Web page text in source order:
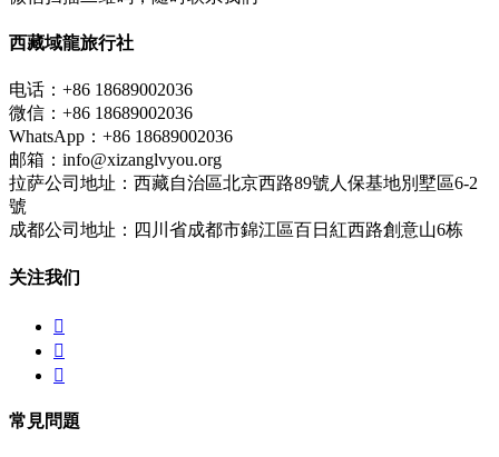
西藏域龍旅行社
电话：+86 18689002036
微信：+86 18689002036
WhatsApp：+86 18689002036
邮箱：info@xizanglvyou.org
拉萨公司地址：西藏自治區北京西路89號人保基地別墅區6-2
號
成都公司地址：四川省成都市錦江區百日紅西路創意山6栋
关注我们



常見問題